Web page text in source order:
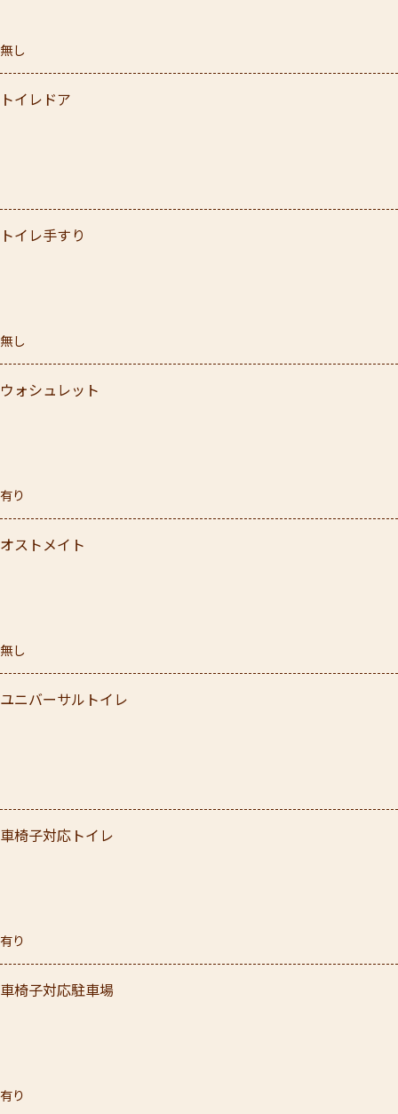
無し
トイレドア
トイレ手すり
無し
ウォシュレット
有り
オストメイト
無し
ユニバーサルトイレ
車椅子対応トイレ
有り
車椅子対応駐車場
有り